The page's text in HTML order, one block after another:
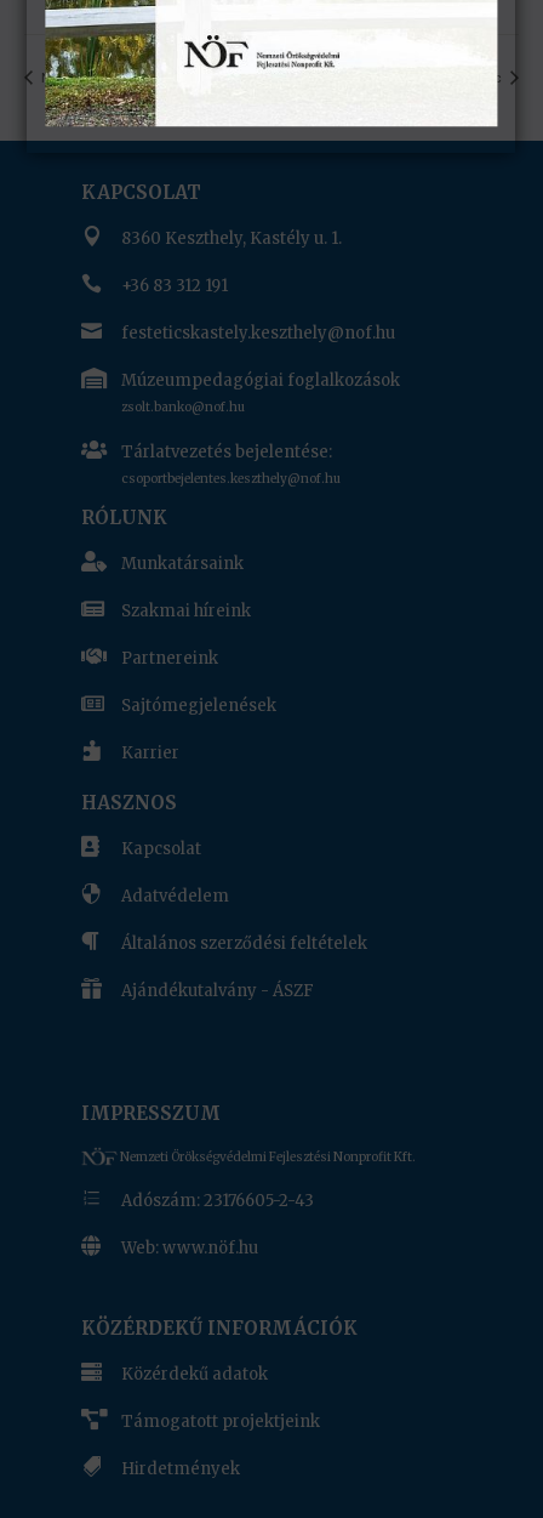
Na végre! – Beleznay Endre önálló estje ICONS RockSymphonic
KAPCSOLAT
 8360 Keszthely, Kastély u. 1.
 +36 83 312 191
 festeticskastely.keszthely@nof.hu
 Múzeumpedagógiai foglalkozások
zsolt.banko@nof.hu
 Tárlatvezetés bejelentése:
csoportbejelentes.keszthely@nof.hu
RÓLUNK
 Munkatársaink
 Szakmai híreink
 Partnereink
 Sajtómegjelenések
 Karrier
HASZNOS
 Kapcsolat
 Adatvédelem
 Általános szerződési feltételek
 Ajándékutalvány - ÁSZF
IMPRESSZUM
Nemzeti Örökségvédelmi Fejlesztési Nonprofit Kft.
e Adószám: 23176605-2-43
 Web: www.nöf.hu
KÖZÉRDEKŰ INFORMÁCIÓK
 Közérdekű adatok
 Támogatott projektjeink
 Hirdetmények